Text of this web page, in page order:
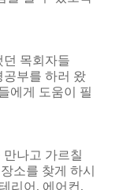
던 목회자들
공부를 하러 왔
에게 도움이 필
나고 가르칠
소를 찾게 하시
리어, 에어컨,